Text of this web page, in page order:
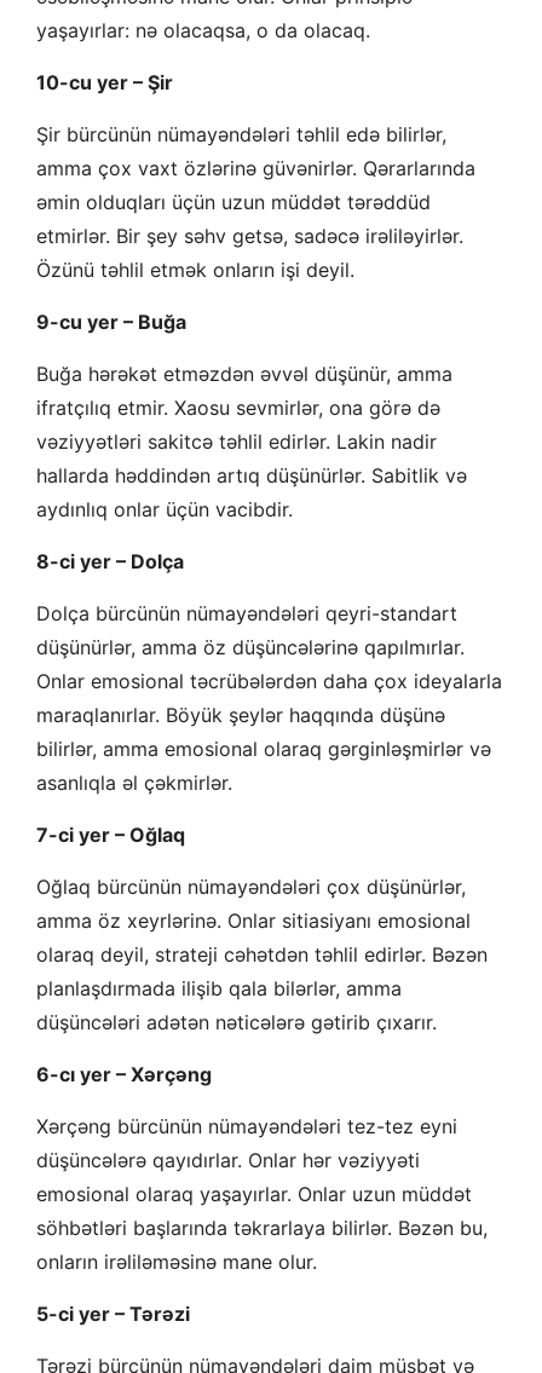
yaşayırlar: nə olacaqsa, o da olacaq.
10-cu yer – Şir
Şir bürcünün nümayəndələri təhlil edə bilirlər,
amma çox vaxt özlərinə güvənirlər. Qərarlarında
əmin olduqları üçün uzun müddət tərəddüd
etmirlər. Bir şey səhv getsə, sadəcə irəliləyirlər.
Özünü təhlil etmək onların işi deyil.
9-cu yer – Buğa
Buğa hərəkət etməzdən əvvəl düşünür, amma
ifratçılıq etmir. Xaosu sevmirlər, ona görə də
vəziyyətləri sakitcə təhlil edirlər. Lakin nadir
hallarda həddindən artıq düşünürlər. Sabitlik və
aydınlıq onlar üçün vacibdir.
8-ci yer – Dolça
Dolça bürcünün nümayəndələri qeyri-standart
düşünürlər, amma öz düşüncələrinə qapılmırlar.
Onlar emosional təcrübələrdən daha çox ideyalarla
maraqlanırlar. Böyük şeylər haqqında düşünə
bilirlər, amma emosional olaraq gərginləşmirlər və
asanlıqla əl çəkmirlər.
7-ci yer – Oğlaq
Oğlaq bürcünün nümayəndələri çox düşünürlər,
amma öz xeyrlərinə. Onlar sitiasiyanı emosional
olaraq deyil, strateji cəhətdən təhlil edirlər. Bəzən
planlaşdırmada ilişib qala bilərlər, amma
düşüncələri adətən nəticələrə gətirib çıxarır.
6-cı yer – Xərçəng
Xərçəng bürcünün nümayəndələri tez-tez eyni
düşüncələrə qayıdırlar. Onlar hər vəziyyəti
emosional olaraq yaşayırlar. Onlar uzun müddət
söhbətləri başlarında təkrarlaya bilirlər. Bəzən bu,
onların irəliləməsinə mane olur.
5-ci yer – Tərəzi
Tərəzi bürcünün nümayəndələri daim müsbət və